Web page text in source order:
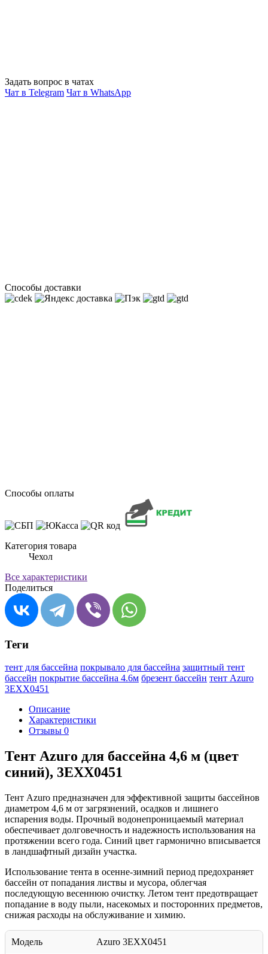
Задать вопрос в чатах
Чат в Telegram Чат в WhatsApp
Способы доставки
Способы оплаты
Категория товара
Чехол
Все характеристики
Поделиться
Теги
тент для бассейна покрывало для бассейна защитный тент
бассейн покрытие бассейна 4.6м брезент бассейн тент Azuro
3EXX0451
Описание
Характеристики
Отзывы 0
Тент Azuro для бассейна 4,6 м (цвет
синий), 3EXX0451
Тент Azuro предназначен для эффективной защиты бассейнов
диаметром 4,6 м от загрязнений, осадков и лишнего
испарения воды. Прочный водонепроницаемый материал
обеспечивает долговечность и надежность использования на
протяжении всего года. Синий цвет гармонично вписывается
в ландшафтный дизайн участка.
Использование тента в осенне-зимний период предохраняет
бассейн от попадания листвы и мусора, облегчая
последующую весеннюю очистку. Летом тент предотвращает
попадание в воду пыли, насекомых и посторонних предметов,
снижая расходы на обслуживание и химию.
Модель Azuro 3EXX0451